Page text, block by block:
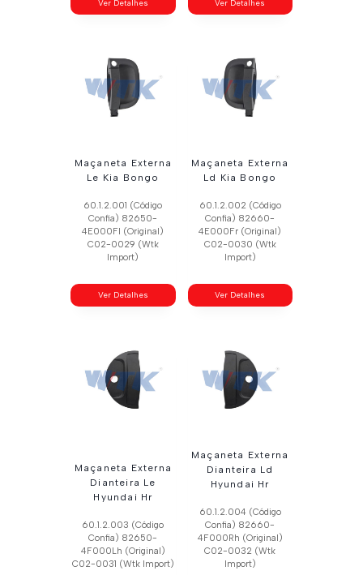
Ver Detalhes Ver Detalhes
Maçaneta Externa
Le Kia Bongo
60.1.2.001 (Código
Confia) 82650-
4E000Fl (Original)
C02-0029 (Wtk
Import)
Ver Detalhes
Maçaneta Externa
Ld Kia Bongo
60.1.2.002 (Código
Confia) 82660-
4E000Fr (Original)
C02-0030 (Wtk
Import)
Ver Detalhes
Maçaneta Externa
Dianteira Le
Hyundai Hr
60.1.2.003 (Código
Confia) 82650-
4F000Lh (Original)
C02-0031 (Wtk Import)
Maçaneta Externa
Dianteira Ld
Hyundai Hr
60.1.2.004 (Código
Confia) 82660-
4F000Rh (Original)
C02-0032 (Wtk
Import)